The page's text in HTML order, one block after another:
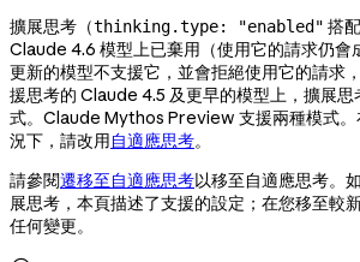
擴展思考（thinking.type: "enabled" 搭配
Claude 4.6 模型上已棄用（使用它的請求仍會
更新的模型不支援它，並會拒絕使用它的請求
援思考的 Claude 4.5 及更早的模型上，擴展
式。Claude Mythos Preview 支援兩種模式。
況下，請改用自適應思考。
請參閱遷移至自適應思考以移至自適應思考。
展思考，本頁描述了支援的設定；在您移至較
任何變更。